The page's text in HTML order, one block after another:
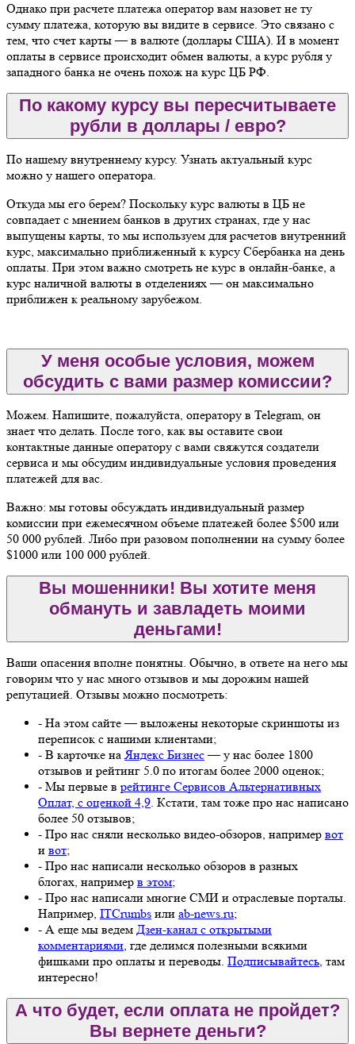
Однако при расчете платежа оператор вам назовет не ту
сумму платежа, которую вы видите в сервисе. Это связано с
тем, что счет карты — в валюте (доллары США). И в момент
оплаты в сервисе происходит обмен валюты, а курс рубля у
западного банка не очень похож на курс ЦБ РФ.
По какому курсу вы пересчитываете
рубли в доллары / евро?
По нашему внутреннему курсу. Узнать актуальный курс
можно у нашего оператора.
Откуда мы его берем? Поскольку курс валюты в ЦБ не
совпадает с мнением банков в других странах, где у нас
выпущены карты, то мы используем для расчетов внутренний
курс, максимально приближенный к курсу Сбербанка на день
оплаты. При этом важно смотреть не курс в онлайн-банке, а
курс наличной валюты в отделениях — он максимально
приближен к реальному зарубежом.
У меня особые условия, можем
обсудить с вами размер комиссии?
Можем. Напишите, пожалуйста, оператору в Telegram, он
знает что делать. После того, как вы оставите свои
контактные данные оператору с вами свяжутся создатели
сервиса и мы обсудим индивидуальные условия проведения
платежей для вас.
Важно: мы готовы обсуждать индивидуальный размер
комиссии при ежемесячном объеме платежей более $500 или
50 000 рублей. Либо при разовом пополнении на сумму более
$1000 или 100 000 рублей.
Вы мошенники! Вы хотите меня
обмануть и завладеть моими
деньгами!
Ваши опасения вполне понятны. Обычно, в ответе на него мы
говорим что у нас много отзывов и мы дорожим нашей
репутацией. Отзывы можно посмотреть:
- На этом сайте — выложены некоторые скриншоты из
переписок с нашими клиентами;
- В карточке наЯндекс Бизнес— у нас более 1800
отзывов и рейтинг 5.0 по итогам более 2000 оценок;
- Мы первые в рейтинге Сервисов Альтернативных
Оплат, с оценкой 4,9. Кстати, там тоже про нас написано
более 50 отзывов;
- Про нас сняли несколько видео-обзоров, например вот
и вот;
- Про нас написали несколько обзоров в разных
блогах, например в этом;
- Про нас написали многие СМИ и отраслевые порталы.
Например, ITCrumbs или ab-news.ru;
- А еще мы ведем Дзен-канал с открытыми
комментариями, где делимся полезными всякими
фишками про оплаты и переводы. Подписывайтесь, там
интересно!
А что будет, если оплата не пройдет?
Вы вернете деньги?